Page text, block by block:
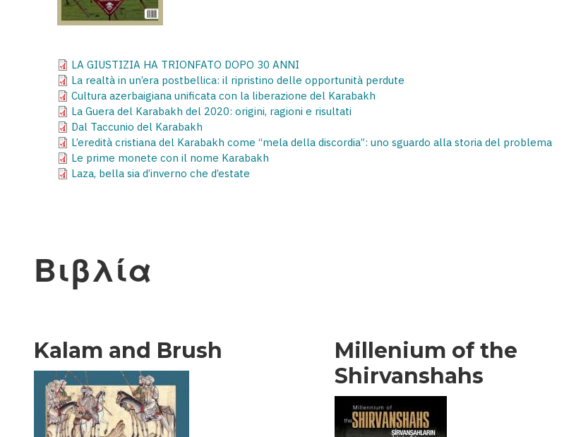
LA GIUSTIZIA HA TRIONFATO DOPO 30 ANNI
La realtà in un’era postbellica: il ripristino delle opportunità perdute
Cultura azerbaigiana unificata con la liberazione del Karabakh
La Guera del Karabakh del 2020: origini, ragioni e risultati
Dal Taccunio del Karabakh
L’eredità cristiana del Karabakh come “mela della discordia”: uno sguardo alla storia del problema
Le prime monete con il nome Karabakh
Laza, bella sia d’inverno che d’estate
Βιβλία
Kalam and Brush
Millenium of the
Shirvanshahs